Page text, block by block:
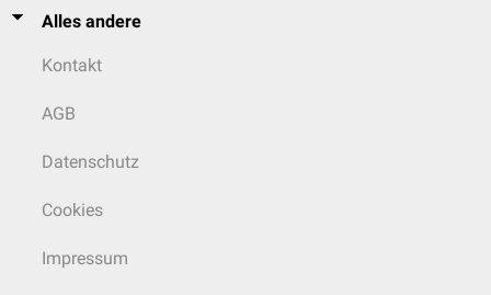
Alles andere
Kontakt
AGB
Datenschutz
Cookies
Impressum